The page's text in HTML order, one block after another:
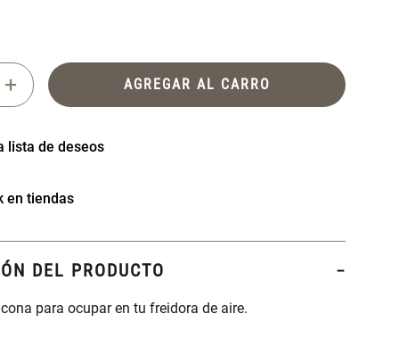
+ AGREGAR AL CARRO
en tiendas
DEL PRODUCTO
para ocupar en tu freidora de aire.